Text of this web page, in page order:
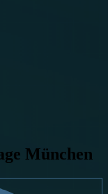
München